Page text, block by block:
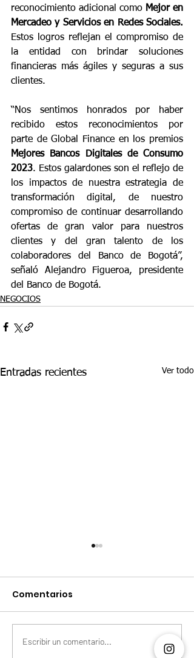
reconocimiento adicional como Mejor en
Estos logros reflejan el compromiso de
la entidad con brindar soluciones
financieras más ágiles y seguras a sus
clientes.
“Nos sentimos honrados por haber
recibido estos reconocimientos por
Mejores Bancos Digitales de Consumo
2023. Estos galardones son el reflejo de
los impactos de nuestra estrategia de
transformación digital, de nuestro
compromiso de continuar desarrollando
ofertas de gran valor para nuestros
clientes y del gran talento de los
colaboradores del Banco de Bogotá”,
señaló Alejandro Figueroa, presidente
del Banco de Bogotá.
NEGOCIOS
Entradas recientes Ver todo
El Enfoque Colombia
Comentarios
Escribir un comentario...